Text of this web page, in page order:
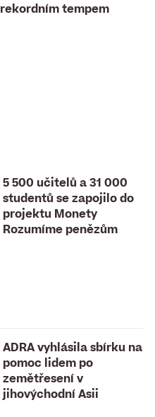
rekordním tempem
5 500 učitelů a 31 000
studentů se zapojilo do
projektu Monety
Rozumíme penězům
ADRA vyhlásila sbírku na
pomoc lidem po
zemětřesení v
jihovýchodní Asii